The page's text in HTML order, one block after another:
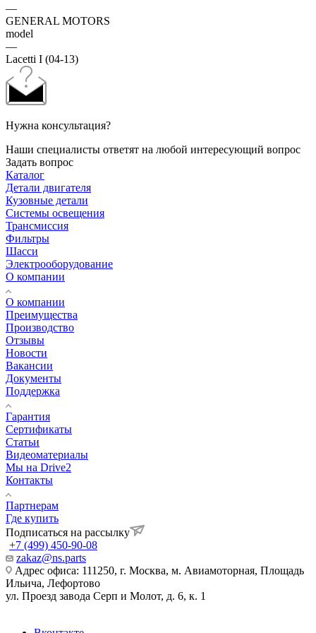
—
GENERAL MOTORS
model
—
Lacetti I (04-13)
Нужна консультация?
Наши специалисты ответят на любой интересующий вопрос
Задать вопрос
Каталог
Детали двигателя
Кузовные детали
Системы освещения
Трансмиссия
Фильтры
Шасси
Электрооборудование
О компании
О компании
Преимущества
Производство
Отзывы
Новости
Вакансии
Документы
Поддержка
Гарантия
Сертификаты
Статьи
Видеоматериалы
Мы на Drive2
Контакты
Партнерам
Где купить
Подписаться на рассылку
+7 (499) 450-90-08
zakaz@ns.parts
Адрес офиса: 111250, г. Москва, м. Авиамоторная, Площадь
Ильича, Лефортово
ул. Проезд завода Серп и Молот, д. 6, к. 1